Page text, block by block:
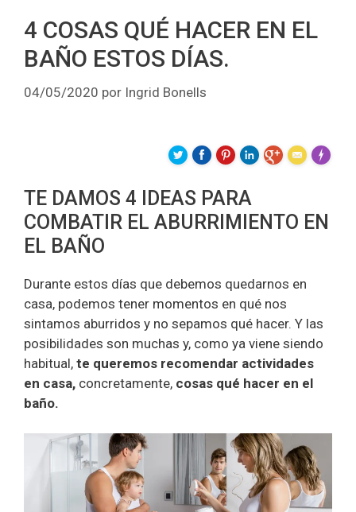
4 COSAS QUÉ HACER EN EL
BAÑO ESTOS DÍAS.
04/05/2020 por Ingrid Bonells
TE DAMOS 4 IDEAS PARA
COMBATIR EL ABURRIMIENTO EN
EL BAÑO
Durante estos días que debemos quedarnos en
casa, podemos tener momentos en qué nos
sintamos aburridos y no sepamos qué hacer. Y las
posibilidades son muchas y, como ya viene siendo
habitual, te queremos recomendar actividades
en casa, concretamente, cosas qué hacer en el
baño.